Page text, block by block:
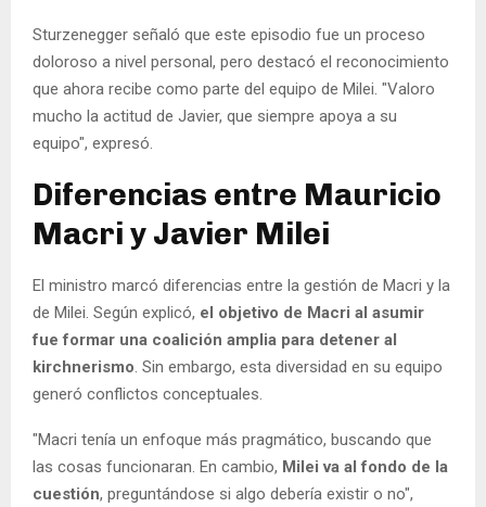
Sturzenegger señaló que este episodio fue un proceso
doloroso a nivel personal, pero destacó el reconocimiento
que ahora recibe como parte del equipo de Milei. "Valoro
mucho la actitud de Javier, que siempre apoya a su
equipo", expresó.
Diferencias entre Mauricio
Macri y Javier Milei
El ministro marcó diferencias entre la gestión de Macri y la
de Milei. Según explicó, el objetivo de Macri al asumir
fue formar una coalición amplia para detener al
kirchnerismo. Sin embargo, esta diversidad en su equipo
generó conflictos conceptuales.
"Macri tenía un enfoque más pragmático, buscando que
las cosas funcionaran. En cambio, Milei va al fondo de la
cuestión, preguntándose si algo debería existir o no",